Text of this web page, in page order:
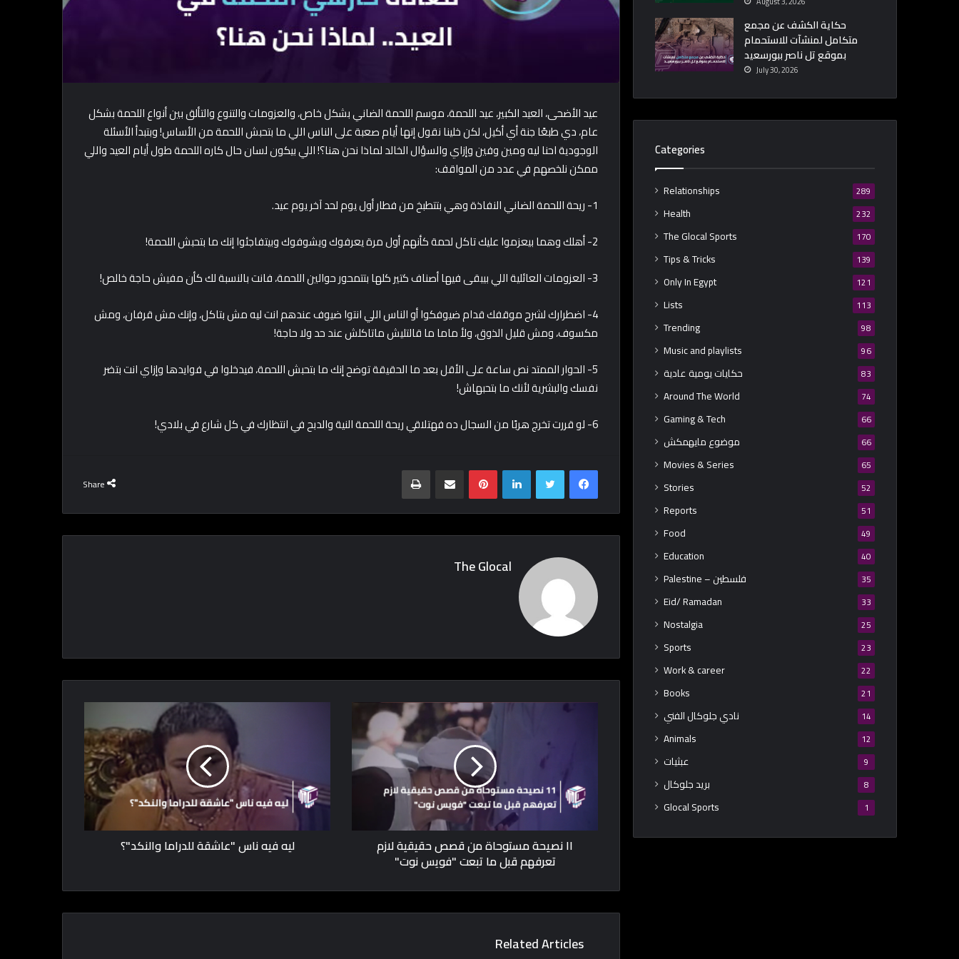
عيد الأضحى، العيد الكبير، عيد اللحمة، موسم اللحمة الضاني بشكل خاص، والعزومات والتنوع والتألق بين أنواع اللحمة بشكل
عام، دي طبعًا جنة أي أكيل، لكن خلينا نقول إنها أيام صعبة على الناس اللي ما بتحبش اللحمة من الأساس! وبتبدأ الأسئلة
الوجودية احنا ليه ومين وفين وإزاي والسؤال الخالد لماذا نحن هنا؟! اللي بيكون لسان حال كاره اللحمة طول أيام العيد واللي
ممكن نلخصهم في عدد من المواقف:
1- ريحة اللحمة الضاني النفاذة وهي بتتطبخ من فطار أول يوم لحد آخر يوم عيد.
2- أهلك وهما بيعزموا عليك تاكل لحمة كأنهم أول مرة يعرفوك ويشوفوك وبيتفاجئوا إنك ما بتحبش اللحمة!
3- العزومات العائلية اللي بيبقى فيها أصناف كتير كلها بتتمحور حوالين اللحمة، فانت بالنسبة لك كأن مفيش حاجة خالص!
4- اضطرارك لشرح موقفك قدام ضيوفكوا أو الناس اللي انتوا ضيوف عندهم انت ليه مش بتاكل، وإنك مش قرفان، ومش
مكسوف، ومش قليل الذوق، ولأ ماما ما قالتليش ماتاكلش عند حد ولا حاجة!
5- الحوار الممتد نص ساعة على الأقل بعد ما الحقيقة توضح إنك ما بتحبش اللحمة، فيدخلوا في فوايدها وإزاي انت بتضر
نفسك والبشرية لأنك ما بتحبهاش!
6- لو قررت تخرج هربًا من السجال ده فهتلاقي ريحة اللحمة النية والدبح في انتظارك في كل شارع في بلادي!
Share
Facebook
Twitter
LinkedIn
Pinterest
Print
The Glocal
ليه فيه ناس "عاشقة للدراما والنكد"؟ ١١ نصيحة مستوحاة من قصص حقيقية لازم
تعرفهم قبل ما تبعت "فويس نوت"
Related Articles
حكاية الكشف عن مجمع
متكامل لمنشآت للاستحمام
بموقع تل ناصر ببورسعيد
July 30, 2026
Categories
Relationships 289
Health 232
The Glocal Sports 170
Tips & Tricks 139
Only In Egypt 121
Lists 113
Trending 98
Music and playlists 96
حكايات يومية عادية 83
Around The World 74
Gaming & Tech 66
موضوع مايهمكش 66
Movies & Series 65
Stories 52
Reports 51
Food 49
Education 40
Palestine – فلسطين 35
Eid/ Ramadan 33
Nostalgia 25
Sports 23
Work & career 22
Books 21
نادي جلوكال الفني 14
Animals 12
عبثيات 9
بريد جلوكال 8
Glocal Sports 1